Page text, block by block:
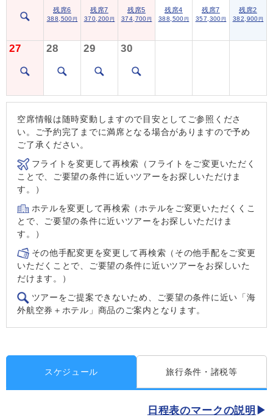
残席6
388,500 円
残席7
370,200 円
残席5
374,700 円
残席4
388,500 円
残席7
357,300 円
残席2
382,900 円
27 28 29 30
空席情報は随時変動しますので目安としてご参照くださ
い。ご予約完了までに満席となる場合がありますので予め
ご了承ください。
フライトを変更して再検索（フライトをご変更いただく
ことで、ご要望の条件に近いツアーをお探しいただけま
す。）
ホテルを変更して再検索（ホテルをご変更いただくくこ
とで、ご要望の条件に近いツアーをお探しいただけま
す。）
その他手配変更を変更して再検索（その他手配をご変更
いただくことで、ご要望の条件に近いツアーをお探しいた
だけます。）
ツアーをご提案できないため、ご要望の条件に近い「海
外航空券＋ホテル」商品のご案内となります。
スケジュール 旅行条件・諸税等
日程表のマークの説明